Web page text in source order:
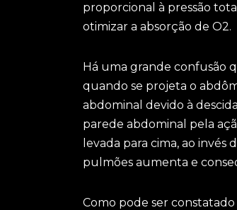
proporcional à pressão
otimizar a absorção de O2.
Há uma grande confusão
quando se projeta o
abdominal devido à
parede abdominal pela
levada para cima, ao
pulmões aumenta e
Como pode ser